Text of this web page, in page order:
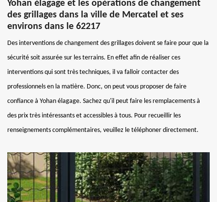
Yohan élagage et les opérations de changement
des grillages dans la ville de Mercatel et ses
environs dans le 62217
Des interventions de changement des grillages doivent se faire pour que la
sécurité soit assurée sur les terrains. En effet afin de réaliser ces
interventions qui sont très techniques, il va falloir contacter des
professionnels en la matière. Donc, on peut vous proposer de faire
confiance à Yohan élagage. Sachez qu'il peut faire les remplacements à
des prix très intéressants et accessibles à tous. Pour recueillir les
renseignements complémentaires, veuillez le téléphoner directement.